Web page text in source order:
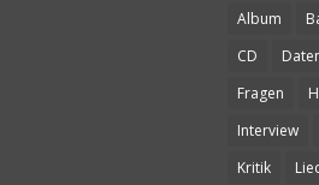
Album
CD
Fragen
Interview
Kritik